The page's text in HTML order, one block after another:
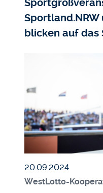
blicken auf das
Veröffentlicht am
20.09.2024
WestLotto-